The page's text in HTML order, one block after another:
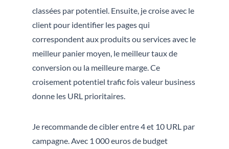
classées par potentiel. Ensuite, je croise avec le
client pour identifier les pages qui
correspondent aux produits ou services avec le
meilleur panier moyen, le meilleur taux de
conversion ou la meilleure marge. Ce
croisement potentiel trafic fois valeur business
donne les URL prioritaires.
Je recommande de cibler entre 4 et 10 URL par
campagne. Avec 1 000 euros de budget